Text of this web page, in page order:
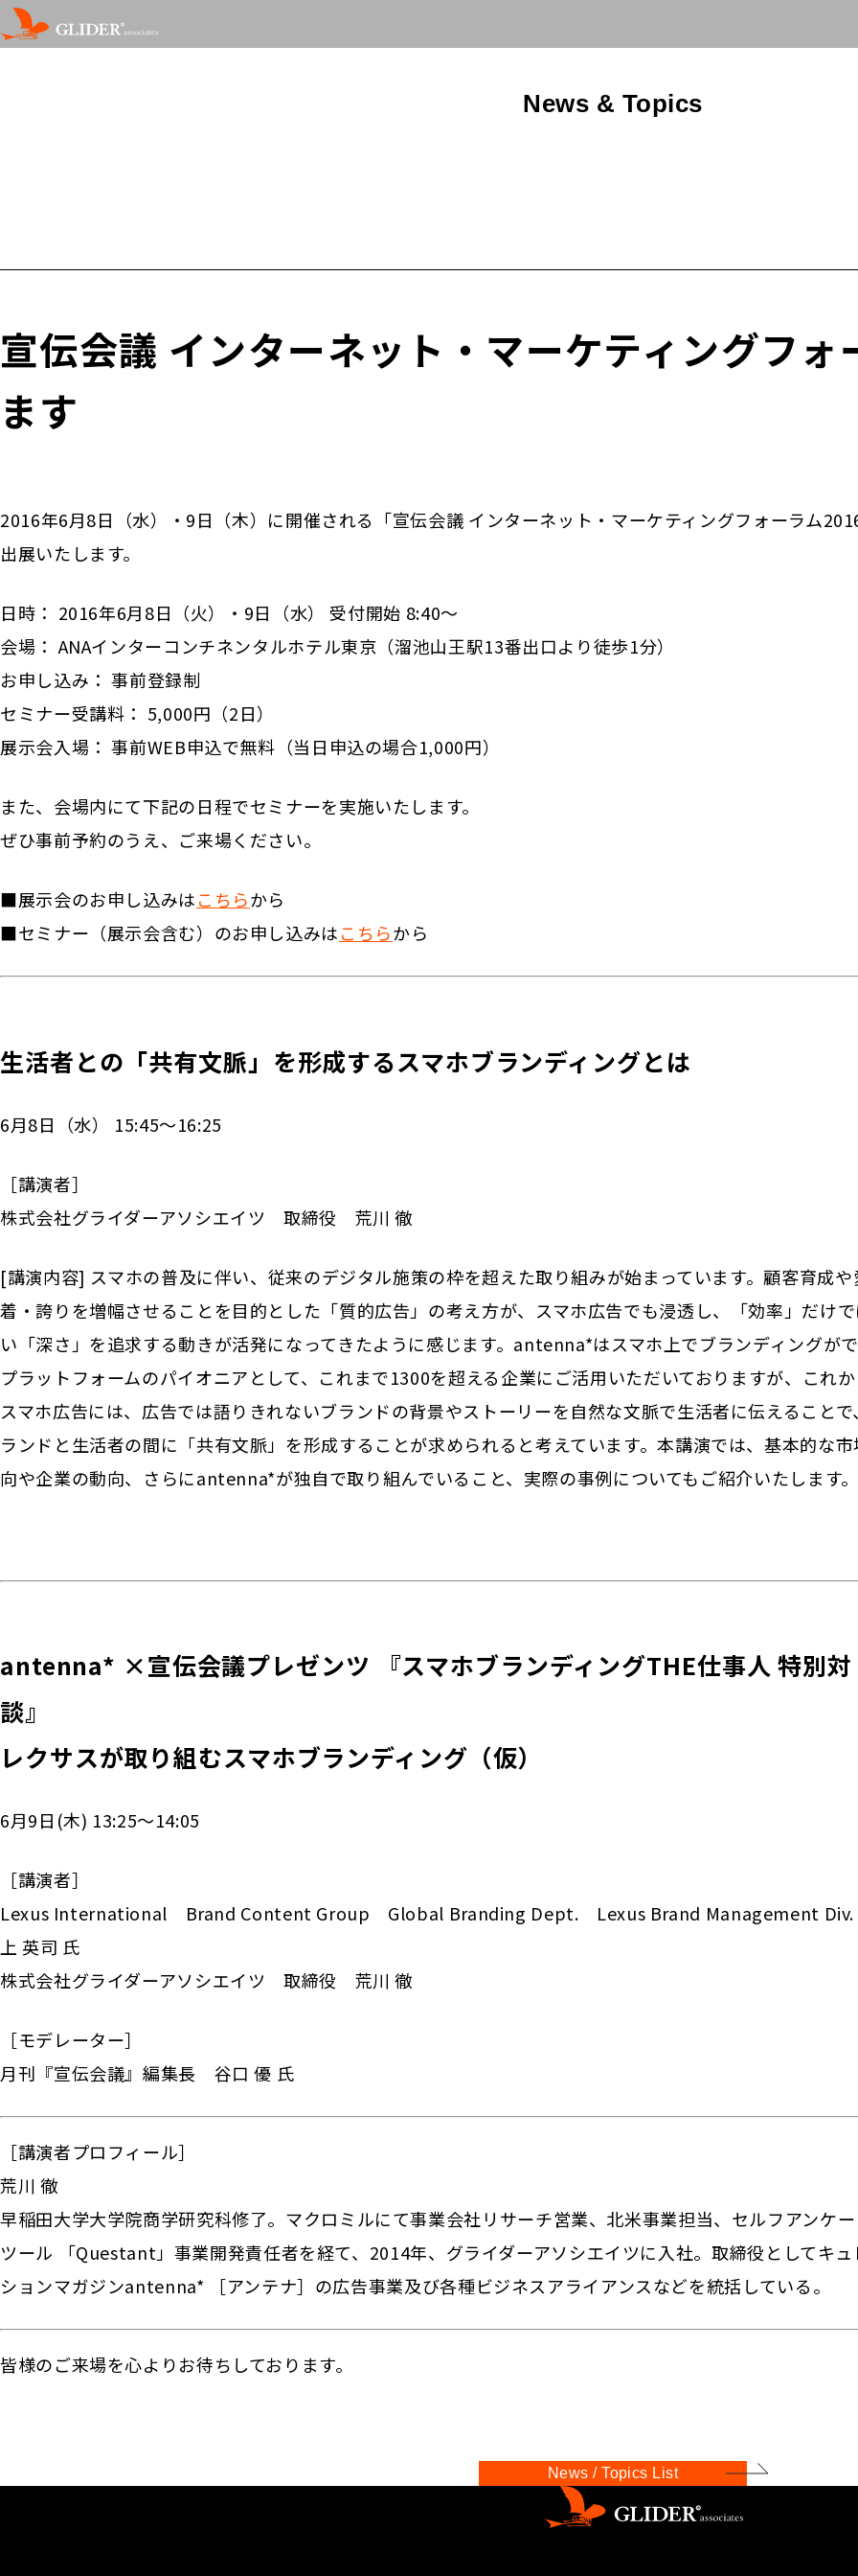
News & Topics
宣伝会議 インターネット・マーケティングフ
ます
2016年6月8日（水）・9日（木）に開催される「宣伝会議 インターネット・マーケティングフォーラム
出展いたします。
日時： 2016年6月8日（火）・9日（水） 受付開始 8:40～
会場： ANAインターコンチネンタルホテル東京（溜池山王駅13番出口より徒歩1分）
お申し込み： 事前登録制
セミナー受講料： 5,000円（2日）
展示会入場： 事前WEB申込で無料（当日申込の場合1,000円）
また、会場内にて下記の日程でセミナーを実施いたします。
ぜひ事前予約のうえ、ご来場ください。
■展示会のお申し込みはこちらから
■セミナー（展示会含む）のお申し込みはこちらから
生活者との「共有文脈」を形成するスマホブランディングとは
6月8日（水） 15:45～16:25
［講演者］
株式会社グライダーアソシエイツ 取締役 荒川 徹
[講演内容] スマホの普及に伴い、従来のデジタル施策の枠を超えた取り組みが始まっています。顧客育成や
着・誇りを増幅させることを目的とした「質的広告」の考え方が、スマホ広告でも浸透し、「効率」だけ
い「深さ」を追求する動きが活発になってきたように感じます。antenna*はスマホ上でブランディングが
プラットフォームのパイオニアとして、これまで1300を超える企業にご活用いただいておりますが、これ
スマホ広告には、広告では語りきれないブランドの背景やストーリーを自然な文脈で生活者に伝えることで
ランドと生活者の間に「共有文脈」を形成することが求められると考えています。本講演では、基本的な
向や企業の動向、さらにantenna*が独自で取り組んでいること、実際の事例についてもご紹介いたします。
antenna* ×宣伝会議プレゼンツ 『スマホブランディングTHE仕事人 特別対
談』
レクサスが取り組むスマホブランディング（仮）
6月9日(木) 13:25～14:05
［講演者］
Lexus International Brand Content Group Global Branding Dept. Lexus Brand Management
上 英司 氏
株式会社グライダーアソシエイツ 取締役 荒川 徹
［モデレーター］
月刊『宣伝会議』編集長 谷口 優 氏
［講演者プロフィール］
荒川 徹
早稲田大学大学院商学研究科修了。マクロミルにて事業会社リサーチ営業、北米事業担当、セルフアンケ
ツール 「Questant」事業開発責任者を経て、2014年、グライダーアソシエイツに入社。取締役としてキ
ションマガジンantenna* ［アンテナ］の広告事業及び各種ビジネスアライアンスなどを統括している。
皆様のご来場を心よりお待ちしております。
News / Topics List